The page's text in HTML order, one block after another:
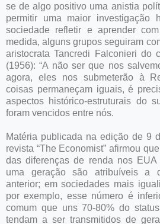
se de algo positivo uma anistia
permitir uma maior investigação
sociedade refletir e aprender
medida, alguns grupos seguiram
aristocrata Tancredi Falconieri do
(1956): “A não ser que nos
agora, eles nos submeterão à
coisas permaneçam iguais, é
aspectos histórico-estruturais do
foram vencidos entre nós.
Matéria publicada na edição de 9
revista “The Economist” afirmou
das diferenças de renda nos
uma geração são atribuíveis a
anterior; em sociedades mais
por exemplo, esse número é
comum que uns 70-80% do
tendam a ser transmitidos de